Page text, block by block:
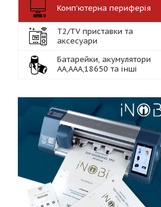
Комп'ютерна периферія
Т2/TV приставки та
аксесуари
Батарейки, акумулятори
АА,ААА,18650 та інші